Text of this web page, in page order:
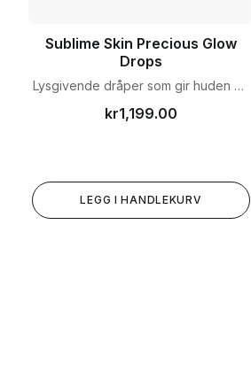
Sublime Skin Precious Glow
Drops
Lysgivende dråper som gir huden en
kr1,199.00
LEGG I HANDLEKURV